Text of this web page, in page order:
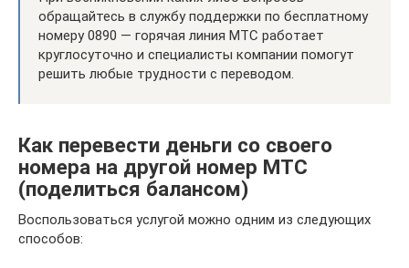
обращайтесь в службу поддержки по бесплатному
номеру 0890 — горячая линия МТС работает
круглосуточно и специалисты компании помогут
решить любые трудности с переводом.
Как перевести деньги со своего
номера на другой номер МТС
(поделиться балансом)
Воспользоваться услугой можно одним из следующих
способов: